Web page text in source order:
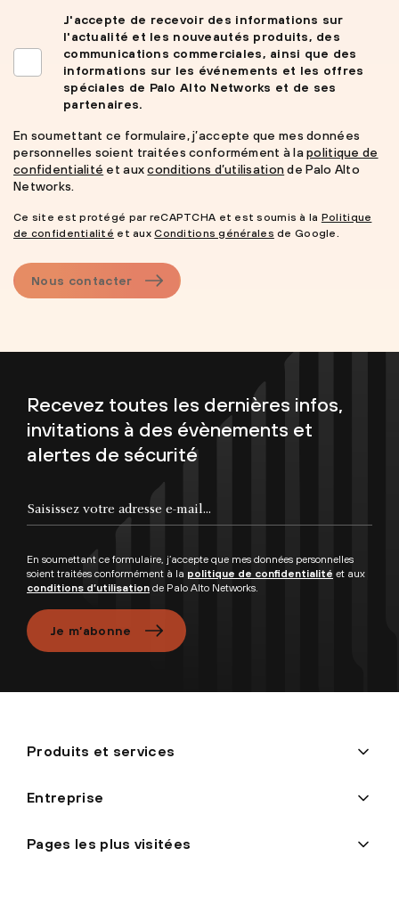
J'accepte de recevoir des informations sur
l'actualité et les nouveautés produits, des
communications commerciales, ainsi que des
informations sur les événements et les offres
spéciales de Palo Alto Networks et de ses
partenaires.
En soumettant ce formulaire, j’accepte que mes données
personnelles soient traitées conformément à lapolitique de
confidentialité et auxconditions d’utilisationde Palo Alto
Networks.
Ce site est protégé par reCAPTCHA et est soumis à la Politique
de confidentialité et auxConditions générales de Google.
Nous contacter
Recevez toutes les dernières infos,
invitations à des évènements et
alertes de sécurité
En soumettant ce formulaire, j’accepte que mes données personnelles
soient traitées conformément à la politique de confidentialité et aux
conditions d’utilisation de Palo Alto Networks.
Je m’abonne
Produits et services
Entreprise
Pages les plus visitées